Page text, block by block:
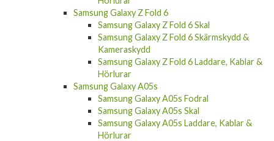
Samsung Galaxy Z Fold 6
Samsung Galaxy Z Fold 6 Skal
Samsung Galaxy Z Fold 6 Skärmskydd &
Kameraskydd
Samsung Galaxy Z Fold 6 Laddare, Kablar &
Hörlurar
Samsung Galaxy A05s
Samsung Galaxy A05s Fodral
Samsung Galaxy A05s Skal
Samsung Galaxy A05s Laddare, Kablar &
Hörlurar